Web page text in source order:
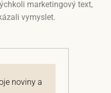
marketingový text,
vymyslet.
noviny a